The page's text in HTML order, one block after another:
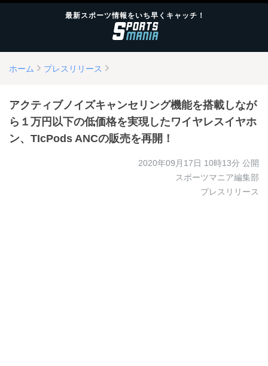
最新スポーツ情報をいち早くキャッチ！
ホーム プレスリリース
アクティブノイズキャンセリング機能を搭載しなが
ら１万円以下の低価格を実現したワイヤレスイヤホ
ン、TIcPods ANCの販売を再開！
2020年09月17日 10時13分 公開
スポーツマニア編集部
プレスリリース